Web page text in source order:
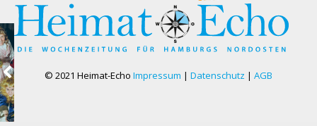
© 2021 Heimat-Echo Impressum | Datenschutz | AGB